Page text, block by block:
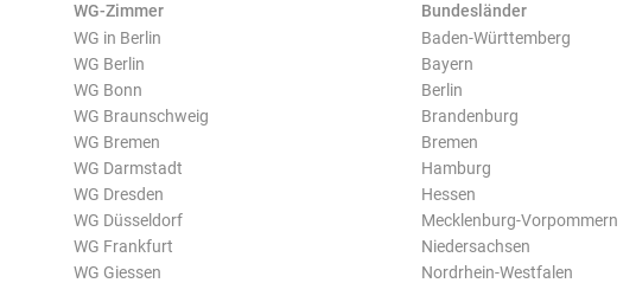
WG-Zimmer
WG in Berlin
WG Berlin
WG Bonn
WG Braunschweig
WG Bremen
WG Darmstadt
WG Dresden
WG Düsseldorf
WG Frankfurt
WG Giessen
Bundesländer
Baden-Württemberg
Bayern
Berlin
Brandenburg
Bremen
Hamburg
Hessen
Mecklenburg-Vorpommern
Niedersachsen
Nordrhein-Westfalen